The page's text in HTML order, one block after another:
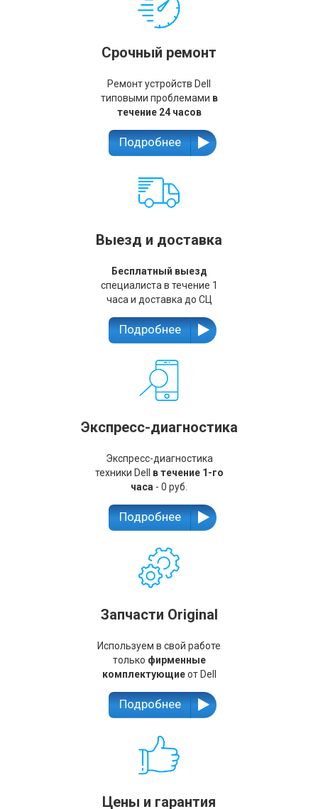
Срочный ремонт
Ремонт устройств Dell
типовыми проблемами в
течение 24 часов
Подробнее
Выезд и доставка
Бесплатный выезд
специалиста в течение 1
часа и доставка до СЦ
Подробнее
Экспресс-диагностика
Экспресс-диагностика
техники Dell в течение 1-го
часа - 0 руб.
Подробнее
Запчасти Original
Используем в свой работе
только фирменные
комплектующиеот Dell
Подробнее
Цены и гарантия